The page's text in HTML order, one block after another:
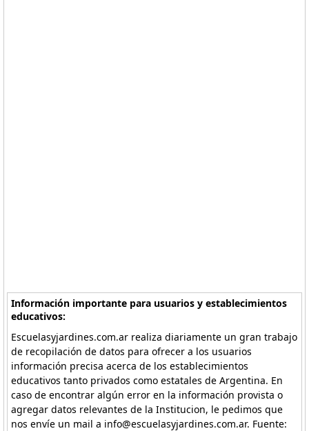
Información importante para usuarios y establecimientos
educativos:
Escuelasyjardines.com.ar realiza diariamente un gran trabajo
de recopilación de datos para ofrecer a los usuarios
información precisa acerca de los establecimientos
educativos tanto privados como estatales de Argentina. En
caso de encontrar algún error en la información provista o
agregar datos relevantes de la Institucion, le pedimos que
nos envíe un mail a info@escuelasyjardines.com.ar. Fuente: